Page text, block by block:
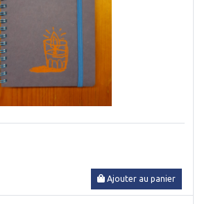
Ajouter au panier